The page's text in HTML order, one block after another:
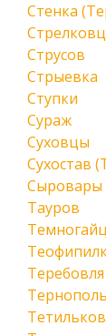
Стенка
Струсов
Стрыевка
Ступки
Сураж
Суховцы
Сухостав
Сыровары
Тауров
Теребовля
Тернополь